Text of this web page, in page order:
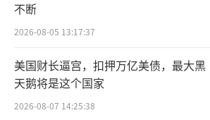
不断
2026-08-05 13:17:37
美国财长逼宫，扣押万亿美债，最大黑
天鹅将是这个国家
2026-08-07 14:25:38